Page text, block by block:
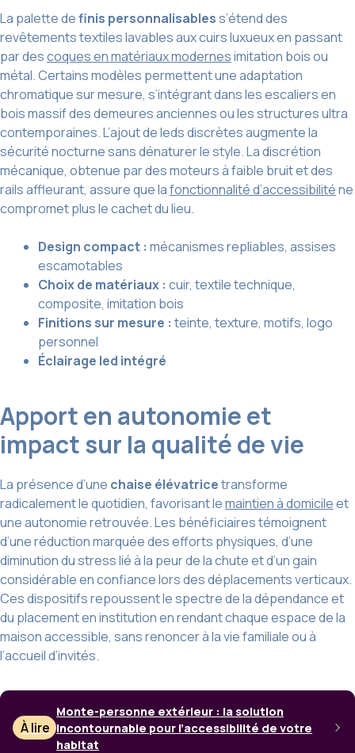
La palette definis personnalisabless’étend des
revêtements textiles lavables aux cuirs luxueux en passant
par descoques en matériaux modernesimitation bois ou
métal. Certains modèles permettent une adaptation
chromatique sur mesure, s’intégrant dans les escaliers en
bois massif des demeures anciennes ou les structures ultra
contemporaines. L’ajout de leds discrètes augmente la
sécurité nocturne sans dénaturer le style. La discrétion
mécanique, obtenue par des moteurs à faible bruit et des
rails affleurant, assure que lafonctionnalité d’accessibiliténe
compromet plus le cachet du lieu.
Design compact : mécanismes repliables, assises
escamotables
Choix de matériaux : cuir, textile technique,
composite, imitation bois
Finitions sur mesure : teinte, texture, motifs, logo
personnel
Éclairage led intégré
Apport en autonomie et
impact sur la qualité de vie
La présence d’une chaise élévatricetransforme
radicalement le quotidien, favorisant lemaintien à domicileet
une autonomie retrouvée. Les bénéficiaires témoignent
d’une réduction marquée des efforts physiques, d’une
diminution du stress lié à la peur de la chute et d’un gain
considérable en confiance lors des déplacements verticaux.
Ces dispositifs repoussent le spectre de la dépendance et
du placement en institution en rendant chaque espace de la
maison accessible, sans renoncer à la vie familiale ou à
l’accueil d’invités.
À lire
Monte-personne extérieur : la solution
incontournable pour l’accessibilité de votre
habitat